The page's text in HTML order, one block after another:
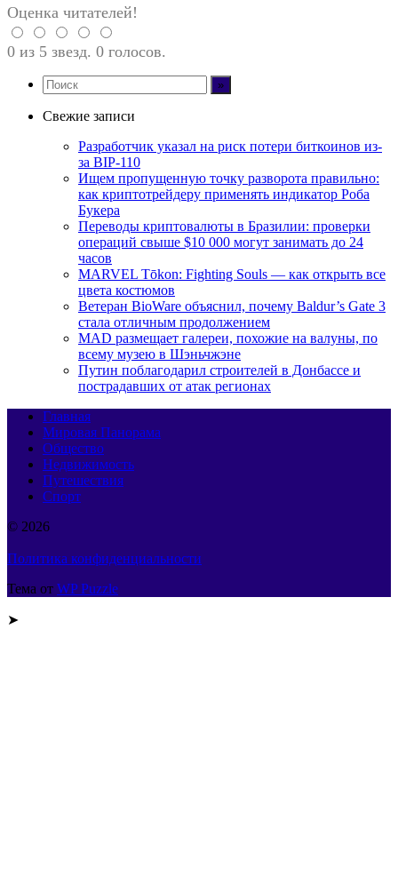
Оценка читателей!
0 из 5 звезд. 0 голосов.
Свежие записи
Разработчик указал на риск потери биткоинов из-
за BIP-110
Ищем пропущенную точку разворота правильно:
как криптотрейдеру применять индикатор Роба
Букера
Переводы криптовалюты в Бразилии: проверки
операций свыше $10 000 могут занимать до 24
часов
MARVEL Tōkon: Fighting Souls — как открыть все
цвета костюмов
Ветеран BioWare объяснил, почему Baldur’s Gate 3
стала отличным продолжением
MAD размещает галереи, похожие на валуны, по
всему музею в Шэньчжэне
Путин поблагодарил строителей в Донбассе и
пострадавших от атак регионах
Главная
Мировая Панорама
Общество
Недвижимость
Путешествия
Спорт
© 2026
Политика конфиденциальности
Тема от WP Puzzle
➤